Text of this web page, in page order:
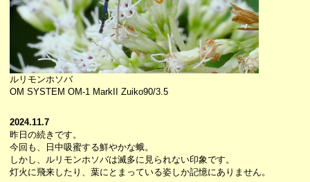
ルリモンホソバ
OM SYSTEM OM-1 MarkII Zuiko90/3.5
2024.11.7
昨日の続きです。
今回も、日中吸蜜する鮮やかな蛾。
しかし、ルリモンホソバは滅多に見られない印象です。
灯火に飛来したり、葉にとまっている姿しか記憶にありません。